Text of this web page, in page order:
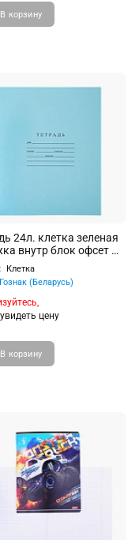
В корзину
24л. клетка зеленая
офсет №
96%, плотность
Клетка
Гознак (Беларусь)
цену
В корзину